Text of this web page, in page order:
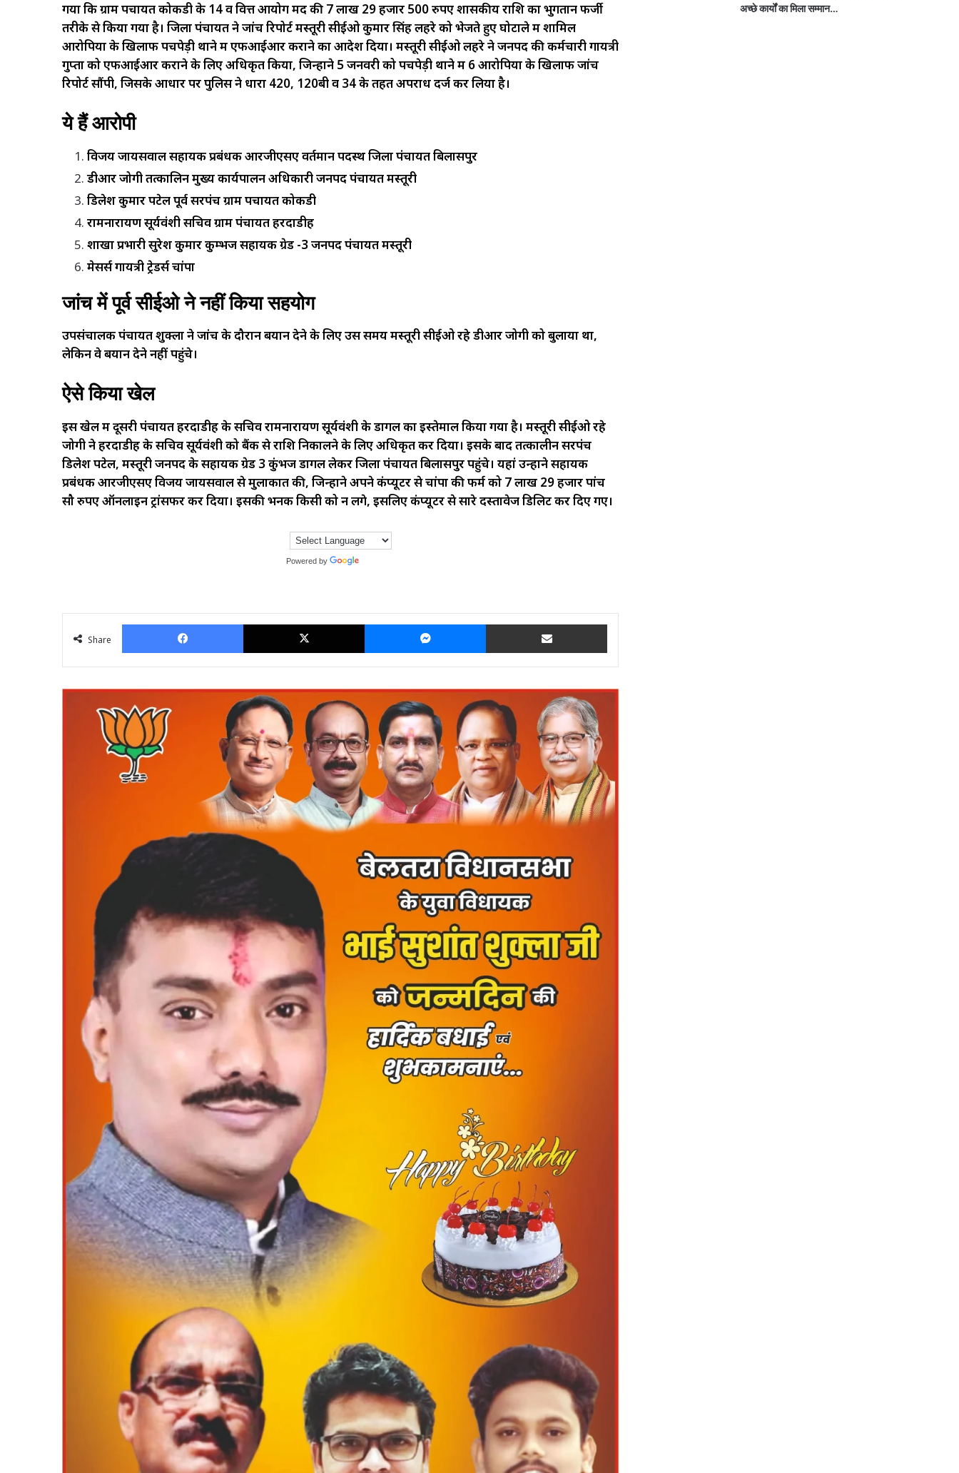
गया कि ग्रामपचायतकोकडीके 14वेंवित्तआयोगमदकी 7लाख 29हजार 500रुपए शासकीयराशिकाभुगतानफर्जी
तरीकेसेकियागयाहै। जिला पंचायत ने जांच रिपोर्ट मस्तूरी सीईओ कुमार सिंह लहरे को भेजते हुए घोटाले में शामिल
आरोपियों के खिलाफ पचपेड़ी थाने में एफआईआर कराने का आदेश दिया। मस्तूरी सीईओ लहरे ने जनपद की कर्मचारी गायत्री
गुप्ता को एफआईआर कराने के लिए अधिकृत किया, जिन्होंने 5 जनवरी को पचपेड़ी थाने में 6 आरोपियों के खिलाफ जांच
रिपोर्ट सौंपी, जिसके आधार पर पुलिस ने धारा 420, 120बी व 34 के तहत अपराध दर्ज कर लिया है।
ये हैं आरोपी
विजयजायसवालसहायकप्रबंधकआरजीएसएवर्तमानपदस्थजिलापंचायतबिलासपुर
डीआर जोगीतत्कालिनमुख्यकार्यपालनअधिकारीजनपदपंचायतमस्तूरी
डिलेशकुमारपटेलपूर्वसरपंचग्रामपचायतकोकडी
रामनारायणसूर्यवंशीसचिवग्रामपंचायतहरदाडीह
शाखाप्रभारीसुरेशकुमारकुम्भजसहायकग्रेड -3जनपदपंचायतमस्तूरी
मेसर्सगायत्रीट्रेडर्सचांपा
जांच में पूर्व सीईओ ने नहीं किया सहयोग
उपसंचालक पंचायत शुक्ला ने जांच के दौरान बयान देने के लिए उस समय मस्तूरी सीईओ रहे डीआर जोगी को बुलाया था,
लेकिन वे बयान देने नहीं पहुंचे।
ऐसे किया खेल
इस खेल में दूसरी पंचायत हरदाडीह के सचिव रामनारायण सूर्यवंशी के डोंगल का इस्तेमाल किया गया है। मस्तूरी सीईओ रहे
जोगी ने हरदाडीह के सचिव सूर्यवंशी को बैंक से राशि निकालने के लिए अधिकृत कर दिया। इसके बाद तत्कालीन सरपंच
डिलेश पटेल, मस्तूरी जनपद के सहायक ग्रेड 3 कुंभज डोंगल लेकर जिला पंचायत बिलासपुर पहुंचे। यहां उन्होंने सहायक
प्रबंधक आरजीएसए विजय जायसवाल से मुलाकात की, जिन्होंने अपने कंप्यूटर से चांपा की फर्म को 7 लाख 29 हजार पांच
सौ रुपए ऑनलाइन ट्रांसफर कर दिया। इसकी भनक किसी को न लगे, इसलिए कंप्यूटर से सारे दस्तावेज डिलिट कर दिए गए।
Powered by
Share
Facebook X Messenger Share via Email
अच्छे कार्यों का मिला सम्मान…